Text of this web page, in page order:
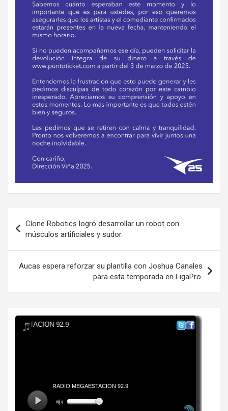
de
entradas
Clone Robotics logró desarrollar un robot con
músculos artificiales y sudor.
Aucas espera reforzar su plantilla con Joshua Canales
para esta temporada en LigaPro.